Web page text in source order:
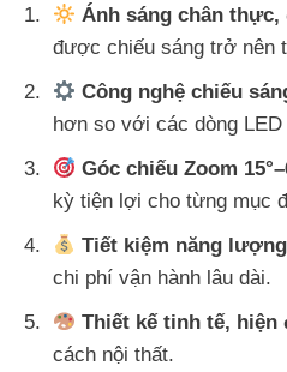
Ánh sáng chân thực,
được chiếu sáng trở nên
Công nghệ chiếu
hơn so với các dòng
Góc chiếu Zoom
kỳ tiện lợi cho từng mục
Tiết kiệm năng
chi phí vận hành lâu dài.
Thiết kế tinh tế, hiện
cách nội thất.